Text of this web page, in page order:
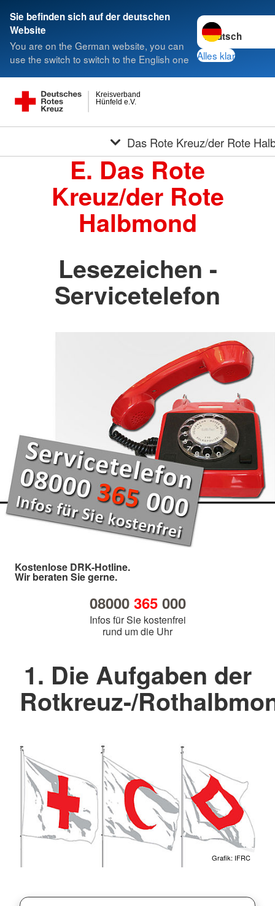
Sie befinden sich auf der deutschen
Website
You are on the German website, you can
use the switch to switch to the English one
Sprache
Alles klar
Hünfeld e.V.
Kreisverband
Das Rote Kreuz/der Rote
E. Das Rote
Kreuz/der Rote
Halbmond
Lesezeichen -
Servicetelefon
Kostenlose DRK-Hotline.
Wir beraten Sie gerne.
08000 365000
Infos für Sie kostenfrei
rund um die Uhr
1. Die Aufgaben der
Rotkreuz-/
Grafik: IFRC